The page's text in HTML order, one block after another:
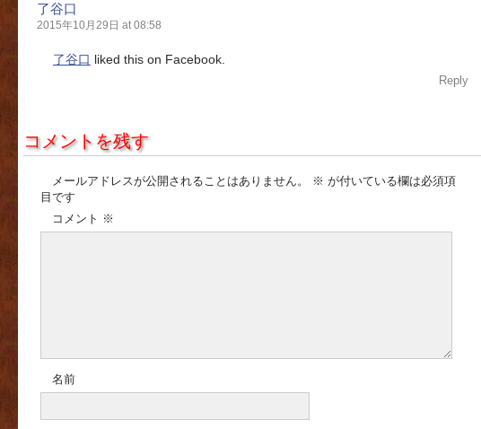
了谷口
2015年10月29日 at 08:58
了谷口 liked this on Facebook.
Reply
コメントを残す
メールアドレスが公開されることはありません。 ※ が付いている欄は必須項
目です
コメント ※
名前